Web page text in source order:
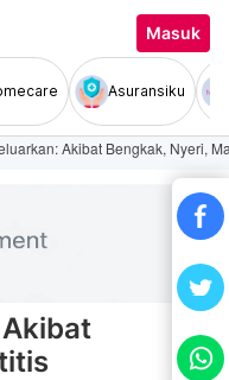
Masuk
Asuransiku
Akibat Bengkak, Nyeri,